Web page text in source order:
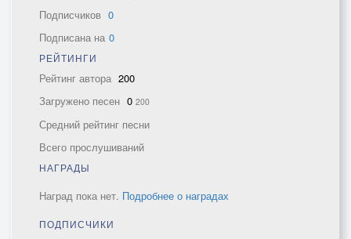
Подписчиков 0
Подписана на 0
РЕЙТИНГИ
Рейтинг автора 200
Загружено песен 0 200
Средний рейтинг песни
Всего прослушиваний
НАГРАДЫ
Наград пока нет. Подробнее о наградах
ПОДПИСЧИКИ